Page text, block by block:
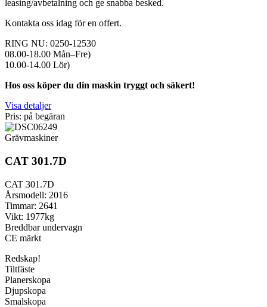
leasing/avbetalning och ge snabba besked.
Kontakta oss idag för en offert.
RING NU: 0250-12530
08.00-18.00 Mån–Fre)
10.00-14.00 Lör)
Hos oss köper du din maskin tryggt och säkert!
Visa detaljer
Pris: på begäran
Grävmaskiner
CAT 301.7D
CAT 301.7D
Årsmodell: 2016
Timmar: 2641
Vikt: 1977kg
Breddbar undervagn
CE märkt
Redskap!
Tiltfäste
Planerskopa
Djupskopa
Smalskopa